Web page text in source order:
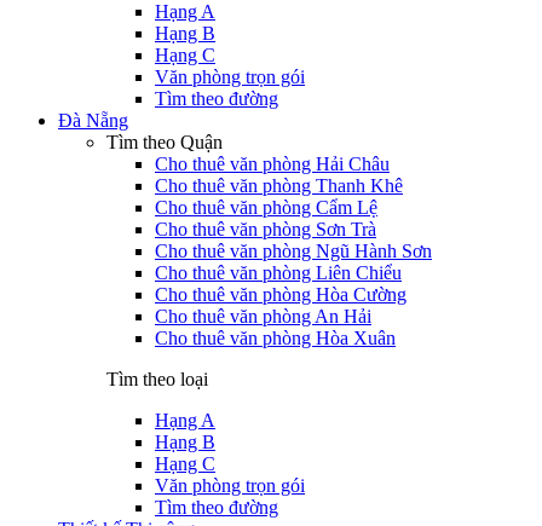
Hạng A
Hạng B
Hạng C
Văn phòng trọn gói
Tìm theo đường
Đà Nẵng
Tìm theo Quận
Cho thuê văn phòng Hải Châu
Cho thuê văn phòng Thanh Khê
Cho thuê văn phòng Cẩm Lệ
Cho thuê văn phòng Sơn Trà
Cho thuê văn phòng Ngũ Hành Sơn
Cho thuê văn phòng Liên Chiểu
Cho thuê văn phòng Hòa Cường
Cho thuê văn phòng An Hải
Cho thuê văn phòng Hòa Xuân
Tìm theo loại
Hạng A
Hạng B
Hạng C
Văn phòng trọn gói
Tìm theo đường